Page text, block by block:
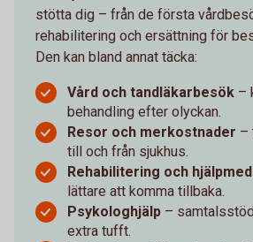
stötta dig – från de första
rehabilitering och ersättning för
Den kan bland annat täcka:
Vård och tandläkarbesök –
behandling efter olyckan.
Resor och merkostnader –
till och från sjukhus.
Rehabilitering och
lättare att komma tillbaka.
Psykologhjälp –
extra tufft.